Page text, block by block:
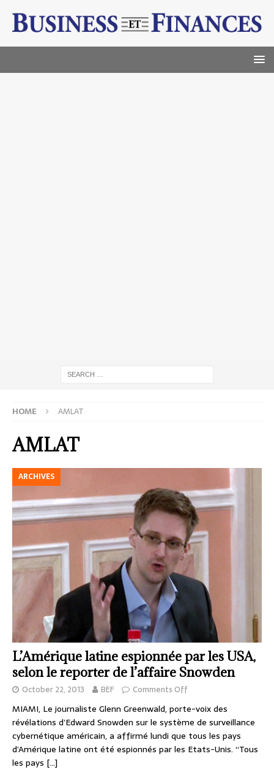
HOME AMLAT
AMLAT
ARCHIVES
L’Amérique latine espionnée par les USA,
selon le reporter de l’affaire Snowden
October 22, 2013 BEF Comments Off
MIAMI, Le journaliste Glenn Greenwald, porte-voix des
révélations d’Edward Snowden sur le système de surveillance
cybernétique américain, a affirmé lundi que tous les pays
d’Amérique latine ont été espionnés par les Etats-Unis. “Tous
les pays […]